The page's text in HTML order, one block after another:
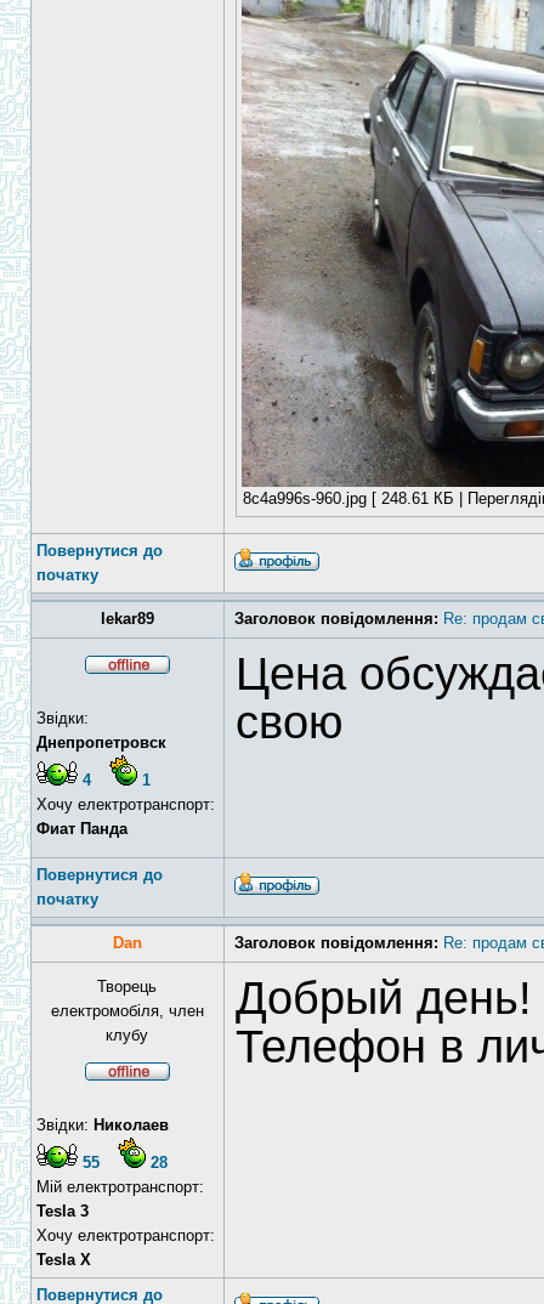
8c4a996s-960.jpg [ 248.61 КБ |
Повернутися до
початку
lekar89 Заголовок повідомлення: Re: продам
Звідки:
Днепропетровск
4
1
Хочу електротранспорт:
Фиат Панда
Цена
свою
Повернутися до
початку
Dan Заголовок повідомлення: Re: продам
Творець
електромобіля, член
клубу
Звідки: Николаев
55
28
Мій електротранспорт:
Tesla 3
Хочу електротранспорт:
Tesla X
Добрый день!
Телефон в
Повернутися до